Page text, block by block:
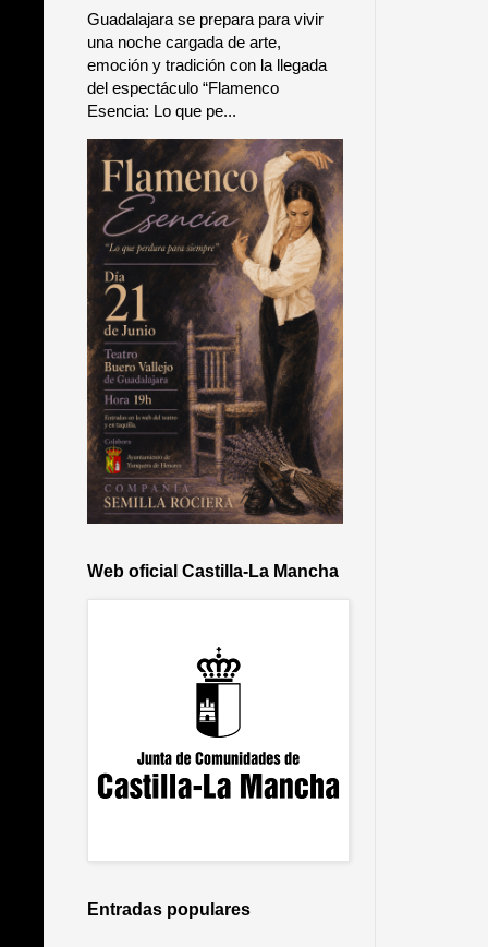
Guadalajara se prepara para vivir
una noche cargada de arte,
emoción y tradición con la llegada
del espectáculo “Flamenco
Esencia: Lo que pe...
Web oficial Castilla-La Mancha
Entradas populares